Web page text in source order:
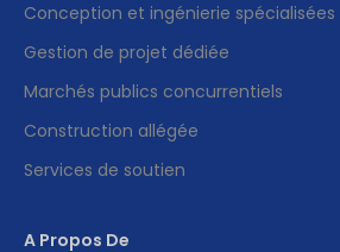
Conception et ingénierie spécialisées
Gestion de projet dédiée
Marchés publics concurrentiels
Construction allégée
Services de soutien
A Propos De